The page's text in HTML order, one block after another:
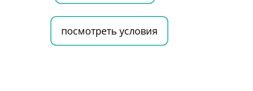
посмотреть условия